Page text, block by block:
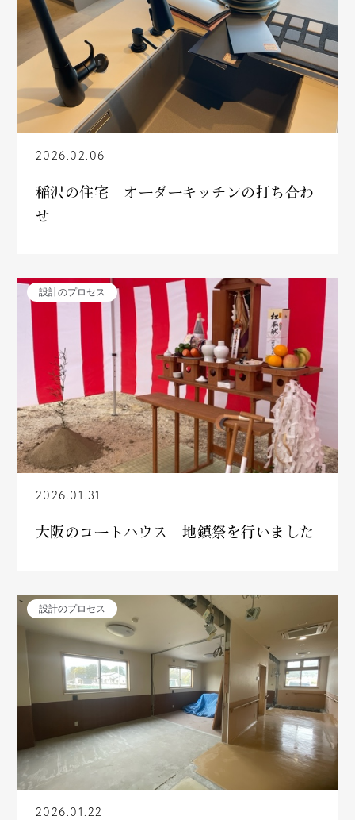
2026.02.06
稲沢の住宅 オーダーキッチンの打ち合わ
せ
設計のプロセス
2026.01.31
大阪のコートハウス 地鎮祭を行いました
設計のプロセス
2026.01.22